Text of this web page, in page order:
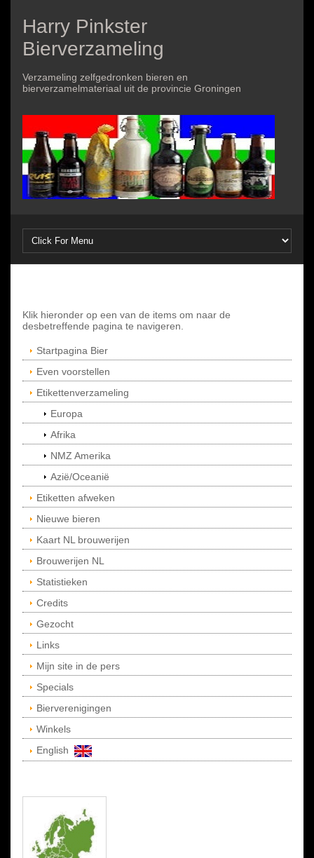
Harry Pinkster
Bierverzameling
Verzameling zelfgedronken bieren en
bierverzamelmateriaal uit de provincie Groningen
Klik hieronder op een van de items om naar de
desbetreffende pagina te navigeren.
Startpagina Bier
Even voorstellen
Etikettenverzameling
Europa
Afrika
NMZ Amerika
Azië/Oceanië
Etiketten afweken
Nieuwe bieren
Kaart NL brouwerijen
Brouwerijen NL
Statistieken
Credits
Gezocht
Links
Mijn site in de pers
Specials
Bierverenigingen
Winkels
English